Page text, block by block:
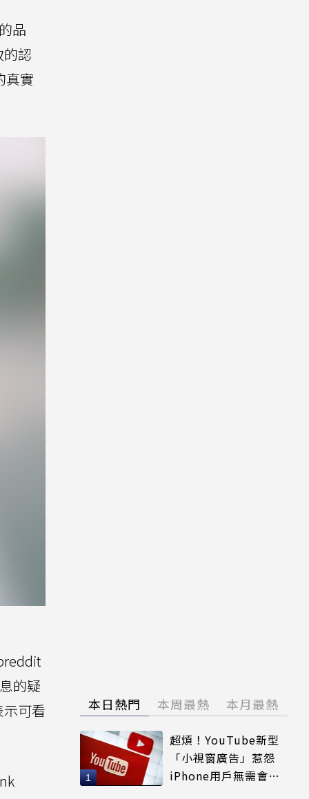
品
認
真實
的疑
可看
本日熱門 本周最熱 本月最熱
超煩！YouTube新型
「小視窗廣告」惹怨
iPhone用戶無需會員